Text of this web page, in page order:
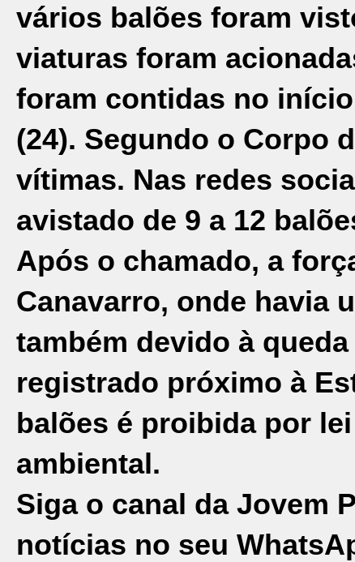
vários balões foram
viaturas foram
foram contidas no
(24). Segundo o Corpo
vítimas. Nas redes
avistado de 9 a 12
Após o chamado, a
Canavarro, onde havia
também devido à
registrado próximo à
balões é proibida por
ambiental.
Siga o canal da Jovem
notícias no seu